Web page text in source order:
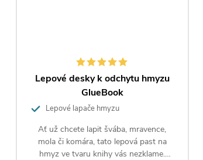
Lepové desky k odchytu hmyzu
GlueBook
Lepové lapače hmyzu
Ať už chcete lapit švába, mravence,
mola či komára, tato lepová past na
hmyz ve tvaru knihy vás nezklame.